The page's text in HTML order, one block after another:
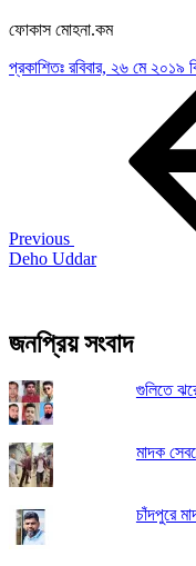
ফোকাস মোহনা.কম
প্রকাশিতঃ রবিবার, ২৬ মে ২০১৯
Previous
Deho Uddar
জনপ্রিয় সংবাদ
গুলিতে
মাদক
চাঁদপুরে